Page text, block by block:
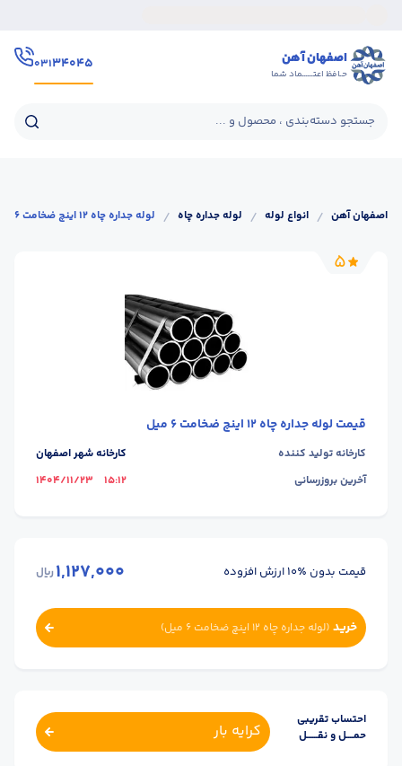
اصفهان آهن
حـافظ اعتــــــماد شما
۳۴۰۴۵۰۳۱
جستجو دسته‌بندی ، محصول و ...
اصفهان آهن / انواع لوله / لوله جداره چاه / لوله جداره چاه 12 اینچ ضخامت 6 میل
5
قیمت لوله جداره چاه 12 اینچ ضخامت 6 میل
کارخانه تولید کننده
کارخانه شهر اصفهان
آخرین بروزرسانی
15:12
1404/11/23
قیمت بدون ٪۱۰ ارزش افزوده 1,127,000ریال
خرید (لوله جداره چاه 12 اینچ ضخامت 6 میل )
احتساب تقریبی
حمــــل و نقــــــل
کرایه بار